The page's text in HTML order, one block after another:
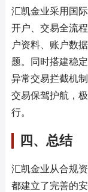
汇凯金业采用国
开户、交易全流
户资料、账户数
题。同时搭建稳
异常交易拦截机
交易保驾护航，
行。
四、总结
汇凯金业从合规
都建立了完善的